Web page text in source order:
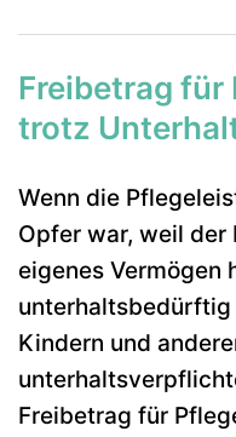
Freibetrag
trotz
Wenn die
Opfer war, weil der
eigenes Vermögen
unterhaltsbedürftig
Kindern und
Freibetrag für